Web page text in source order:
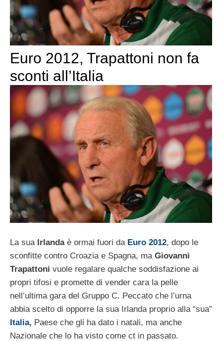
Euro 2012, Trapattoni non fa
sconti all’Italia
La sua Irlandaè ormai fuori da Euro 2012, dopo le
sconfitte contro Croazia e Spagna, ma Giovanni
Trapattoni vuole regalare qualche soddisfazione ai
propri tifosi e promette di vender cara la pelle
nell’ultima gara del Gruppo C. Peccato che l’urna
abbia scelto di opporre la sua Irlanda proprio alla “sua”
Italia, Paese che gli ha dato i natali, ma anche
Nazionale che lo ha visto come ct in passato.